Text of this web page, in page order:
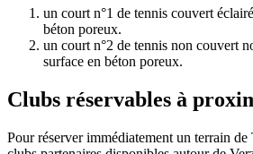
un court n°1 de tennis couvert
béton poreux.
un court n°2 de tennis non couvert
surface en béton poreux.
Clubs réservables à
Pour réserver immédiatement un terrain de